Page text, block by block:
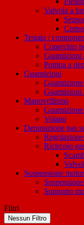
Valvola a
Testata /
Coperchio
Guarnizioni
Pompa a
Guarnizioni
Guarnizioni
Manovellismo
Volano
Depurazione gas
Ricircolo
Sospensione
Supporto
Filtri
Nessun Filtro